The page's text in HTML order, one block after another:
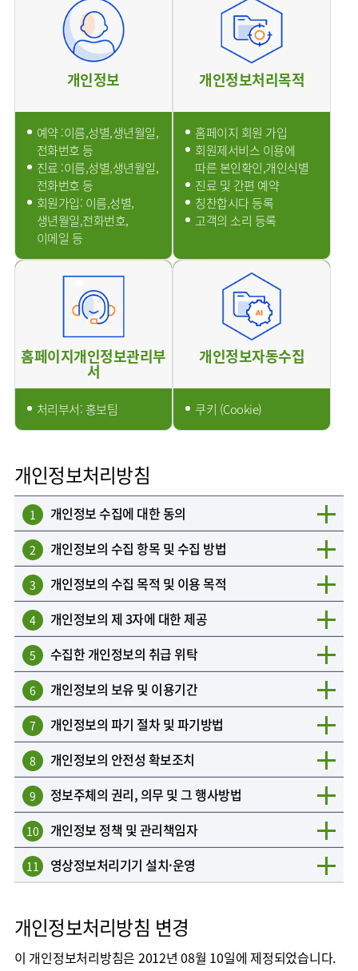
개인정보
예약 :이름,성별,생년월일,
전화번호 등
진료 :이름,성별,생년월일,
전화번호 등
회원가입: 이름,성별,
생년월일,전화번호,
이메일 등
개인정보처리목적
홈페이지 회원 가입
회원제서비스 이용에
따른 본인확인,개인식별
진료 및 간편 예약
칭찬합시다 등록
고객의 소리 등록
홈페이지개인정보관리부
서
처리부서: 홍보팀
개인정보자동수집
쿠키 (Cookie)
개인정보처리방침
1 개인정보 수집에 대한 동의
2 개인정보의 수집 항목 및 수집 방법
3 개인정보의 수집 목적 및 이용 목적
4 개인정보의 제 3자에 대한 제공
5 수집한 개인정보의 취급 위탁
6 개인정보의 보유 및 이용기간
7 개인정보의 파기 절차 및 파기방법
8 개인정보의 안전성 확보조치
9 정보주체의 권리, 의무 및 그 행사방법
10 개인정보 정책 및 관리책임자
11 영상정보처리기기 설치·운영
개인정보처리방침 변경
이 개인정보처리방침은 2012년 08월 10일에 제정되었습니다.